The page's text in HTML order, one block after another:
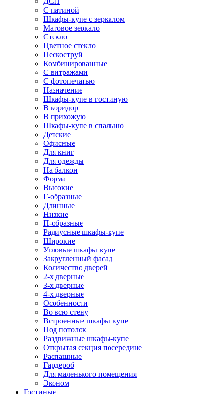
С патиной
Шкафы-купе с зеркалом
Матовое зеркало
Стекло
Цветное стекло
Пескоструй
Комбинированные
С витражами
С фотопечатью
Назначение
Шкафы-купе в гостиную
В коридор
В прихожую
Шкафы-купе в спальню
Детские
Офисные
Для книг
Для одежды
На балкон
Форма
Высокие
Г-образные
Длинные
Низкие
П-образные
Радиусные шкафы-купе
Широкие
Угловые шкафы-купе
Закругленный фасад
Количество дверей
2-х дверные
3-х дверные
4-х дверные
Особенности
Во всю стену
Встроенные шкафы-купе
Под потолок
Раздвижные шкафы-купе
Открытая секция посередине
Распашные
Гардероб
Для маленького помещения
Эконом
Гостиные